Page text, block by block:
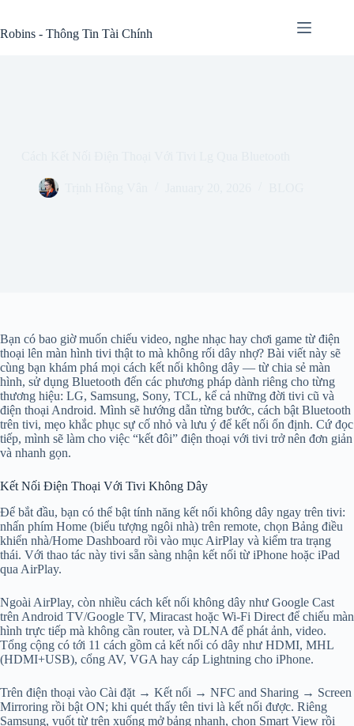
content
Robins - Thông Tin Tài Chính
Bạn có bao giờ muốn chiếu video, nghe nhạc hay chơi game từ điện
thoại lên màn hình tivi thật to mà không rối dây nhợ? Bài viết này sẽ
cùng bạn khám phá mọi cách kết nối không dây — từ chia sẻ màn
hình, sử dụng Bluetooth đến các phương pháp dành riêng cho từng
thương hiệu: LG, Samsung, Sony, TCL, kể cả những đời tivi cũ và
điện thoại Android. Mình sẽ hướng dẫn từng bước, cách bật Bluetooth
trên tivi, mẹo khắc phục sự cố nhỏ và lưu ý để kết nối ổn định. Cứ đọc
tiếp, mình sẽ làm cho việc “kết đôi” điện thoại với tivi trở nên đơn giản
và nhanh gọn.
Kết Nối Điện Thoại Với Tivi Không Dây
Để bắt đầu, bạn có thể bật tính năng kết nối không dây ngay trên tivi:
nhấn phím Home (biểu tượng ngôi nhà) trên remote, chọn Bảng điều
khiển nhà/Home Dashboard rồi vào mục AirPlay và kiểm tra trạng
thái. Với thao tác này tivi sẵn sàng nhận kết nối từ iPhone hoặc iPad
qua AirPlay.
Ngoài AirPlay, còn nhiều cách kết nối không dây như Google Cast
trên Android TV/Google TV, Miracast hoặc Wi‑Fi Direct để chiếu màn
hình trực tiếp mà không cần router, và DLNA để phát ảnh, video.
Tổng cộng có tới 11 cách gồm cả kết nối có dây như HDMI, MHL
(HDMI+USB), cổng AV, VGA hay cáp Lightning cho iPhone.
Trên điện thoại vào Cài đặt → Kết nối → NFC and Sharing → Screen
Mirroring rồi bật ON; khi quét thấy tên tivi là kết nối được. Riêng
Samsung, vuốt từ trên xuống mở bảng nhanh, chọn Smart View rồi